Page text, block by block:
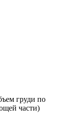
груди по
части)